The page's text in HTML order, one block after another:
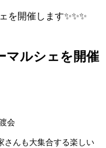
マルシェを開催
会
さんも大集合する楽しい